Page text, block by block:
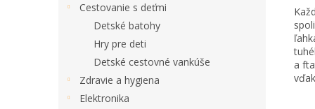
Cestovanie s deťmi
Detské batohy
Hry pre deti
Detské cestovné vankúše
Zdravie a hygiena
Elektronika
a